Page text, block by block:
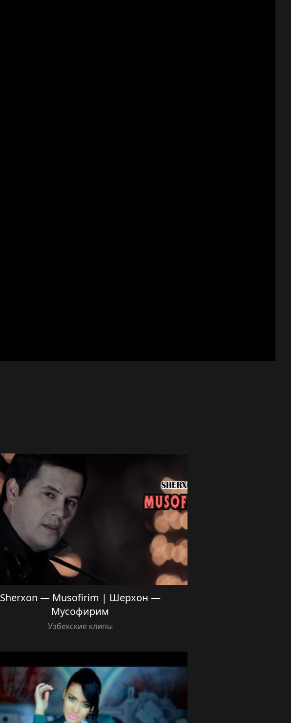
Sherxon — Musofirim | Шерхон —
Мусофирим
Узбекские клипы